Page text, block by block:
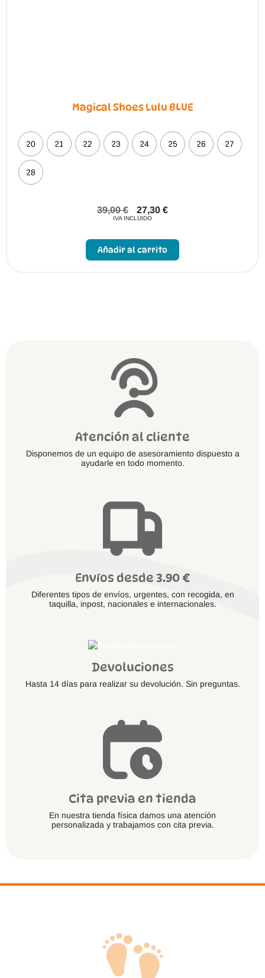
Magical Shoes Lulu BLUE
20 21 22 23 24 25 26 27
28
39,00€ 27,30 €
IVA INCLUIDO
Añadir al carrito
Atención al cliente
Disponemos de un equipo de asesoramiento dispuesto a
ayudarle en todo momento.
Envíos desde 3.90 €
Diferentes tipos de envíos, urgentes, con recogida, en
taquilla, inpost, nacionales e internacionales.
Devoluciones
Hasta 14 días para realizar su devolución. Sin preguntas.
Cita previa en tienda
En nuestra tienda física damos una atención
personalizada y trabajamos con cita previa.